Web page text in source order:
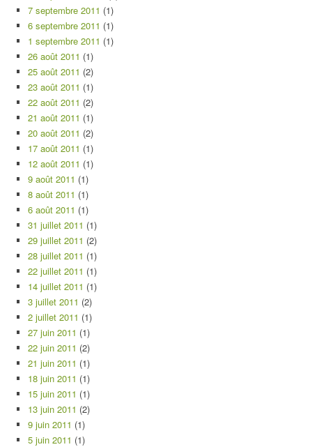
7 septembre 2011 (1)
6 septembre 2011 (1)
1 septembre 2011 (1)
26 août 2011 (1)
25 août 2011 (2)
23 août 2011 (1)
22 août 2011 (2)
21 août 2011 (1)
20 août 2011 (2)
17 août 2011 (1)
12 août 2011 (1)
9 août 2011 (1)
8 août 2011 (1)
6 août 2011 (1)
31 juillet 2011 (1)
29 juillet 2011 (2)
28 juillet 2011 (1)
22 juillet 2011 (1)
14 juillet 2011 (1)
3 juillet 2011 (2)
2 juillet 2011 (1)
27 juin 2011 (1)
22 juin 2011 (2)
21 juin 2011 (1)
18 juin 2011 (1)
15 juin 2011 (1)
13 juin 2011 (2)
9 juin 2011 (1)
5 juin 2011 (1)